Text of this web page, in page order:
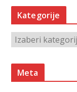
h
v
Kategorije
a
t
Meta